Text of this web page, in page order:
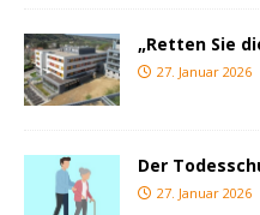
„Retten Sie
27. Januar 2026
Der
27. Januar 2026